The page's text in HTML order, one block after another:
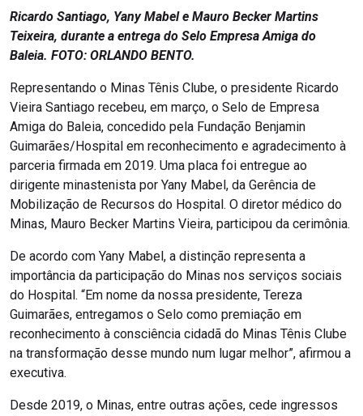
Ricardo Santiago, Yany Mabel e Mauro Becker Martins
Teixeira, durante a entrega do Selo Empresa Amiga do
Baleia. FOTO: ORLANDO BENTO.
Representando o Minas Tênis Clube, o presidente Ricardo
Vieira Santiago recebeu, em março, o Selo de Empresa
Amiga do Baleia, concedido pela Fundação Benjamin
Guimarães/Hospital em reconhecimento e agradecimento à
parceria firmada em 2019. Uma placa foi entregue ao
dirigente minastenista por Yany Mabel, da Gerência de
Mobilização de Recursos do Hospital. O diretor médico do
Minas, Mauro Becker Martins Vieira, participou da cerimônia.
De acordo com Yany Mabel, a distinção representa a
importância da participação do Minas nos serviços sociais
do Hospital. “Em nome da nossa presidente, Tereza
Guimarães, entregamos o Selo como premiação em
reconhecimento à consciência cidadã do Minas Tênis Clube
na transformação desse mundo num lugar melhor”, afirmou a
executiva.
Desde 2019, o Minas, entre outras ações, cede ingressos